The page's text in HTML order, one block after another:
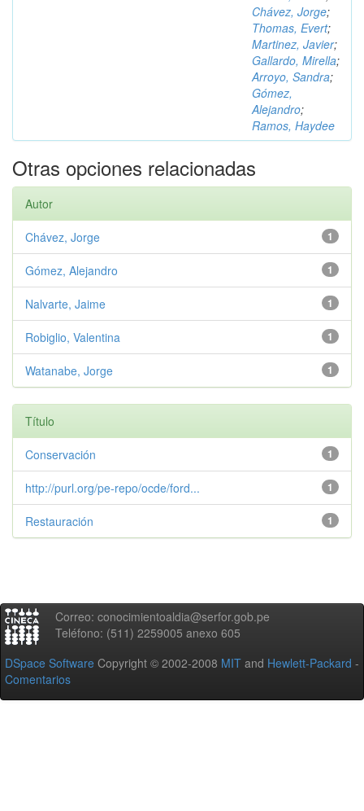
Chávez, Jorge;
Thomas, Evert;
Martinez, Javier;
Gallardo, Mirella;
Arroyo, Sandra;
Gómez,
Alejandro;
Ramos, Haydee
Otras opciones relacionadas
Autor
1
Chávez, Jorge
1
Gómez, Alejandro
1
Nalvarte, Jaime
1
Robiglio, Valentina
1
Watanabe, Jorge
Título
1
Conservación
1
http://purl.org/pe-repo/ocde/ford...
1
Restauración
Correo: conocimientoaldia@serfor.gob.pe
Teléfono: (511) 2259005 anexo 605
DSpace Software Copyright © 2002-2008 MIT and Hewlett-Packard -
Comentarios